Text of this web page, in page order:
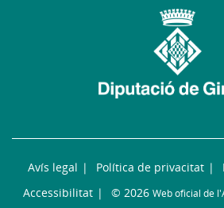
Avís legal Política de privacitat
Accessibilitat
© 2026 Web oficial de